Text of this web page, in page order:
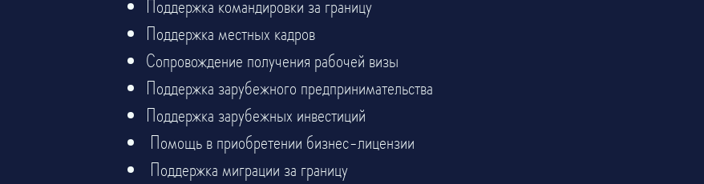
Поддержка командировки за границу
Поддержка местных кадров
Сопровождение получения рабочей визы
Поддержка зарубежного предпринимательства
Поддержка зарубежных инвестиций
Помощь в приобретении бизнес-лицензии
Поддержка миграции за границу